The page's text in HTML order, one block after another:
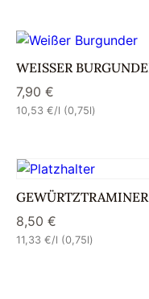
WEISSER BURGUNDER
7,90 €
10,53 €/l (0,75l)
GEWÜRTZTRAMINER
8,50 €
11,33 €/l (0,75l)